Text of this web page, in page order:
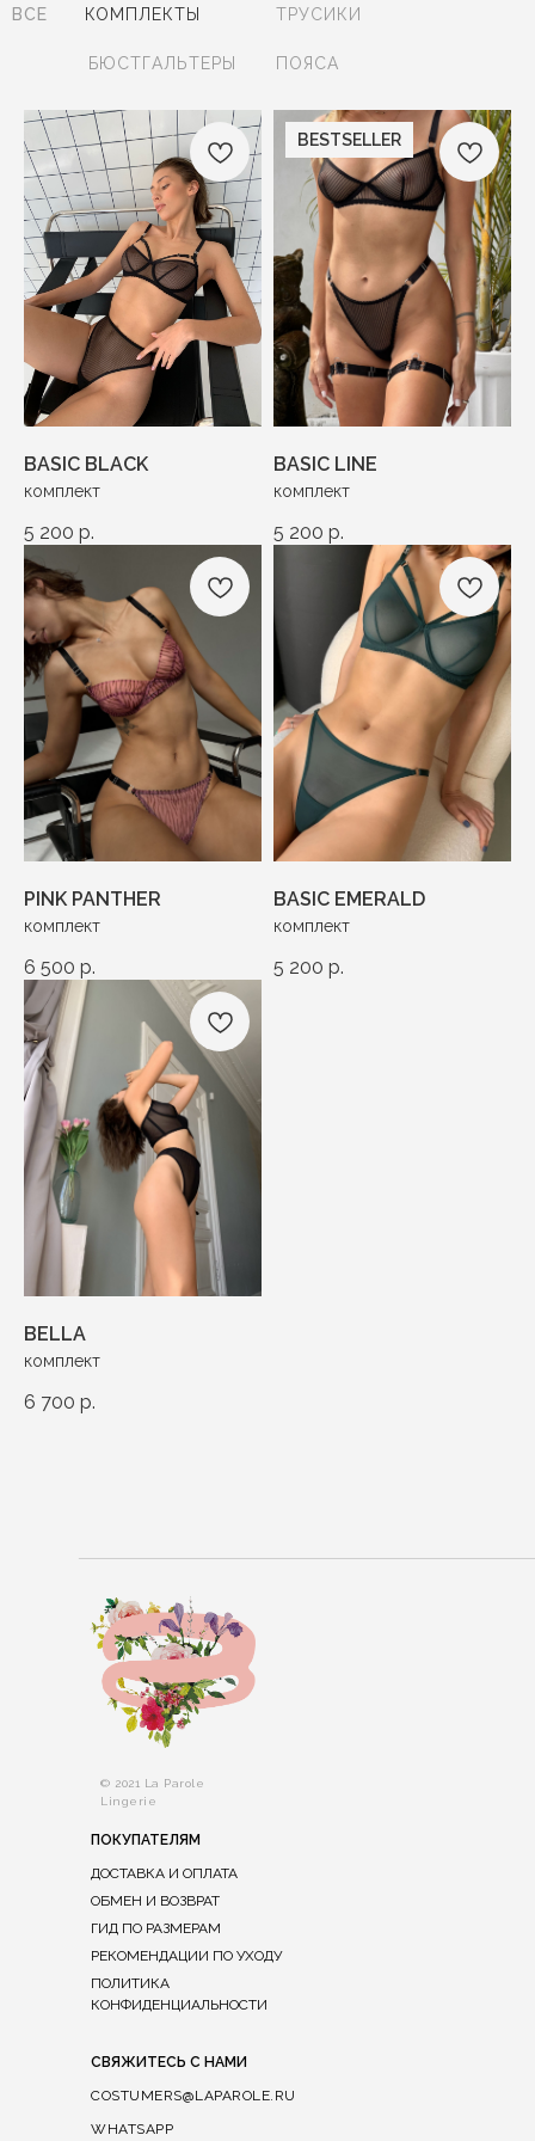
ВСЕ КОМПЛЕКТЫ
БЮСТГАЛЬТЕРЫ
ТРУСИКИ
ПОЯСА
BASIC BLACK
комплект
5 200 р.
BESTSELLER
BASIC LINE
комплект
5 200 р.
PINK PANTHER
комплект
6 500 р.
BASIC EMERALD
комплект
5 200 р.
BELLA
комплект
6 700 р.
© 2021 La Parole
Lingerie
WHATSAPP
ПОКУПАТЕЛЯМ
COSTUMERS@LAPAROLE.RU
ДОСТАВКА И ОПЛАТА
ОБМЕН И ВОЗВРАТ
СВЯЖИТЕСЬ С НАМИ
ПОЛИТИКА
КОНФИДЕНЦИАЛЬНОСТИ
ГИД ПО РАЗМЕРАМ
РЕКОМЕНДАЦИИ ПО УХОДУ